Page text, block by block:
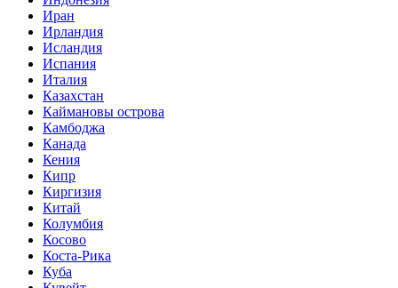
Иран
Ирландия
Исландия
Испания
Италия
Казахстан
Каймановы острова
Камбоджа
Канада
Кения
Кипр
Киргизия
Китай
Колумбия
Косово
Коста-Рика
Куба